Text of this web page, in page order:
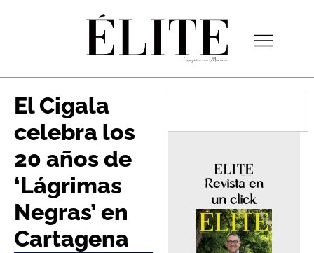
El Cigala
celebra los
20 años de
‘Lágrimas
Negras’ en
Cartagena
Revista en
un click